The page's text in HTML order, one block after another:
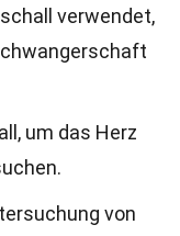
verwendet,
um das Herz
von